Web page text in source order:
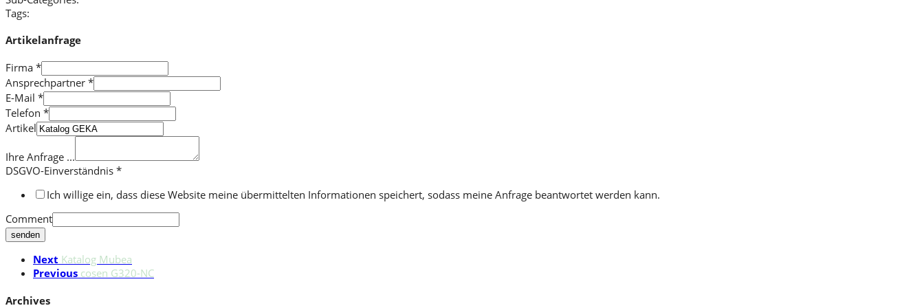
Tags:
Artikelanfrage
Firma *
Ansprechpartner *
E-Mail *
Telefon *
Artikel
Ihre Anfrage ...
DSGVO-Einverständnis *
Ich willige ein, dass diese Website meine übermittelten Informationen speichert, sodass meine Anfrage beantwortet werden kann.
Comment
senden
Next Katalog Mubea
Previous cosen G320-NC
Archives